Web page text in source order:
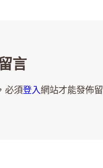
言
必須登入網站才能發佈留